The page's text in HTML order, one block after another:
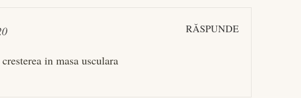
RĂSPUNDE
in masa usculara